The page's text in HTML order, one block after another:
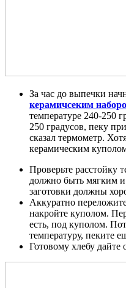
За час до выпечки
керамичсеким
температуре 240-250
250 градусов, пеку
сказал термометр.
керамическим
Проверьте расстойку
должно быть мягким
заготовки должны
Аккуратно переложите
накройте куполом.
есть, под куполом.
температуру, пеките
Готовому хлебу дайте